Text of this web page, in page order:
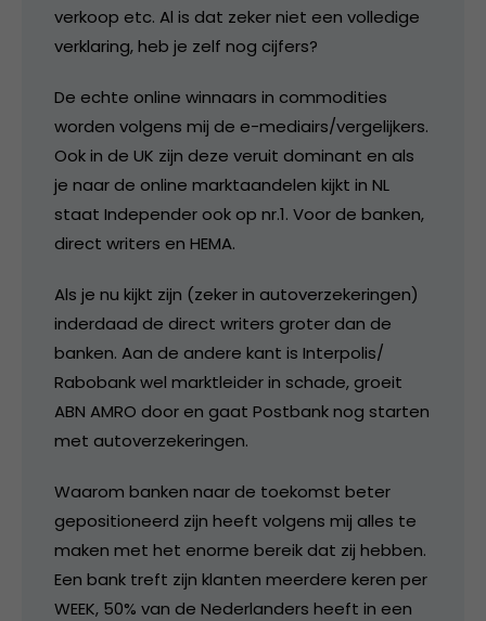
verkoop etc. Al is dat zeker niet een volledige
verklaring, heb je zelf nog cijfers?
De echte online winnaars in commodities
worden volgens mij de e-mediairs/vergelijkers.
Ook in de UK zijn deze veruit dominant en als
je naar de online marktaandelen kijkt in NL
staat Independer ook op nr.1. Voor de banken,
direct writers en HEMA.
Als je nu kijkt zijn (zeker in autoverzekeringen)
inderdaad de direct writers groter dan de
banken. Aan de andere kant is Interpolis/
Rabobank wel marktleider in schade, groeit
ABN AMRO door en gaat Postbank nog starten
met autoverzekeringen.
Waarom banken naar de toekomst beter
gepositioneerd zijn heeft volgens mij alles te
maken met het enorme bereik dat zij hebben.
Een bank treft zijn klanten meerdere keren per
WEEK, 50% van de Nederlanders heeft in een